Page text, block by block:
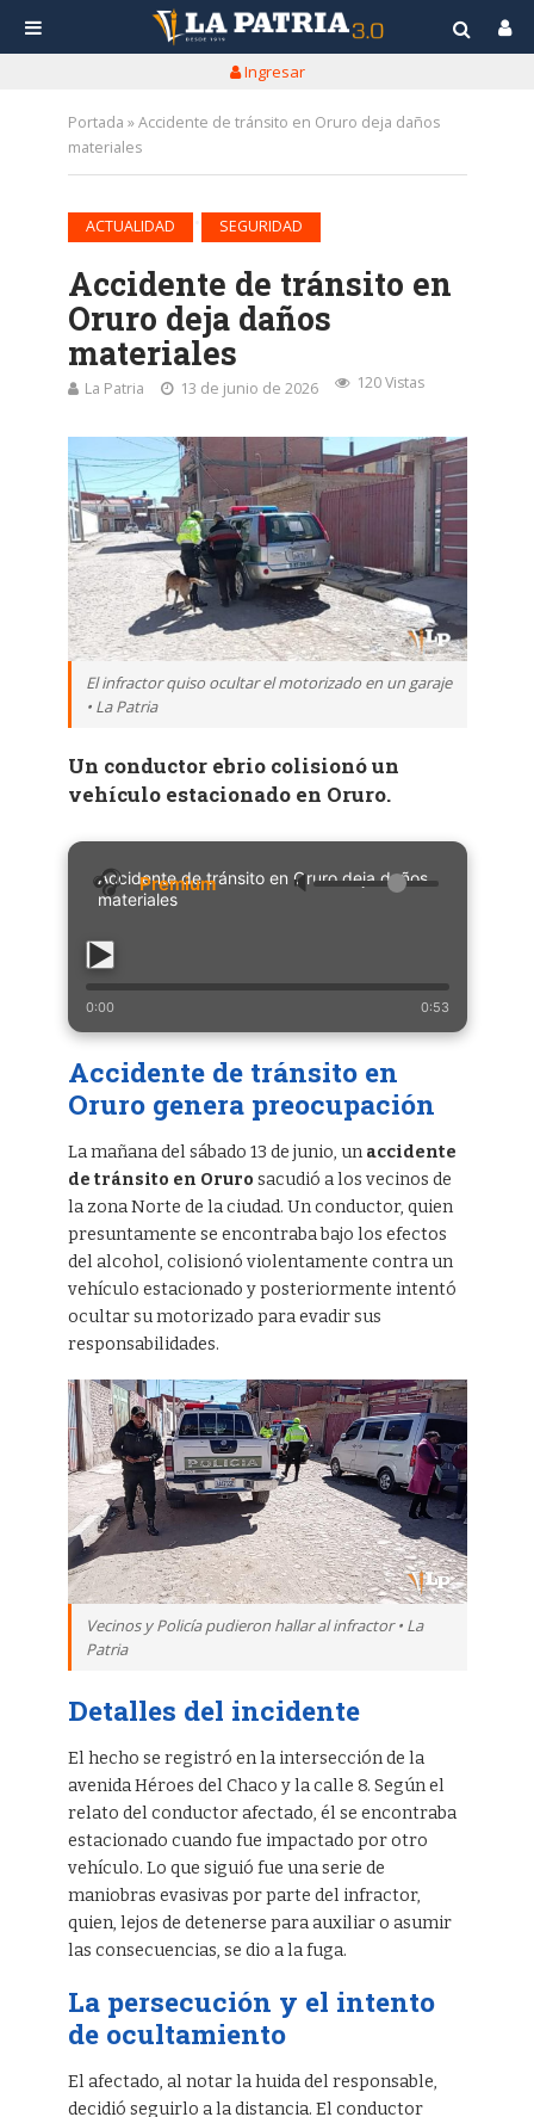
Ingresar
Portada »Accidente de tránsito en Oruro deja daños
materiales
ACTUALIDAD SEGURIDAD
Accidente de tránsito en
Oruro deja daños
materiales
La Patria 13 de junio de 2026 120 Vistas
El infractor quiso ocultar el motorizado en un garaje
• La Patria
Un conductor ebrio colisionó un
vehículo estacionado en Oruro.
Accidente de tránsito en Oruro deja daños
materiales
🔈
0:00 0:53
Accidente de tránsito en
Oruro genera preocupación
La mañana del sábado 13 de junio, un accidente
de tránsito en Oruro sacudió a los vecinos de
la zona Norte de la ciudad. Un conductor, quien
presuntamente se encontraba bajo los efectos
del alcohol, colisionó violentamente contra un
vehículo estacionado y posteriormente intentó
ocultar su motorizado para evadir sus
responsabilidades.
Vecinos y Policía pudieron hallar al infractor • La
Patria
Detalles del incidente
El hecho se registró en la intersección de la
avenida Héroes del Chaco y la calle 8. Según el
relato del conductor afectado, él se encontraba
estacionado cuando fue impactado por otro
vehículo. Lo que siguió fue una serie de
maniobras evasivas por parte del infractor,
quien, lejos de detenerse para auxiliar o asumir
las consecuencias, se dio a la fuga.
La persecución y el intento
de ocultamiento
El afectado, al notar la huida del responsable,
decidió seguirlo a la distancia. El conductor